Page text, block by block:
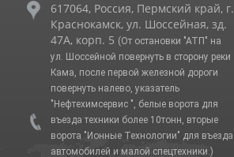
617064, Россия, Пермский край, г.
Краснокамск, ул. Шоссейная, зд.
47А, корп. 5 (От остановки "АТП" на
ул. Шоссейной повернуть в сторону реки
Кама, после первой железной дороги
повернуть налево, указатель
"Нефтехимсервис ", белые ворота для
въезда техники более 10тонн, вторые
ворота "Ионные Технологии" для въезда
автомобилей и малой спецтехники.)